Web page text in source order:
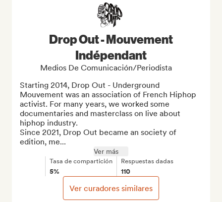
Drop Out - Mouvement
Indépendant
Medios De Comunicación/Periodista
Starting 2014, Drop Out - Underground
Mouvement was an association of French Hiphop
activist. For many years, we worked some
documentaries and masterclass on live about
hiphop industry.
Since 2021, Drop Out became an society of
edition, me...
Ver más
Tasa de compartición
5%
Respuestas dadas
110
Ver curadores similares